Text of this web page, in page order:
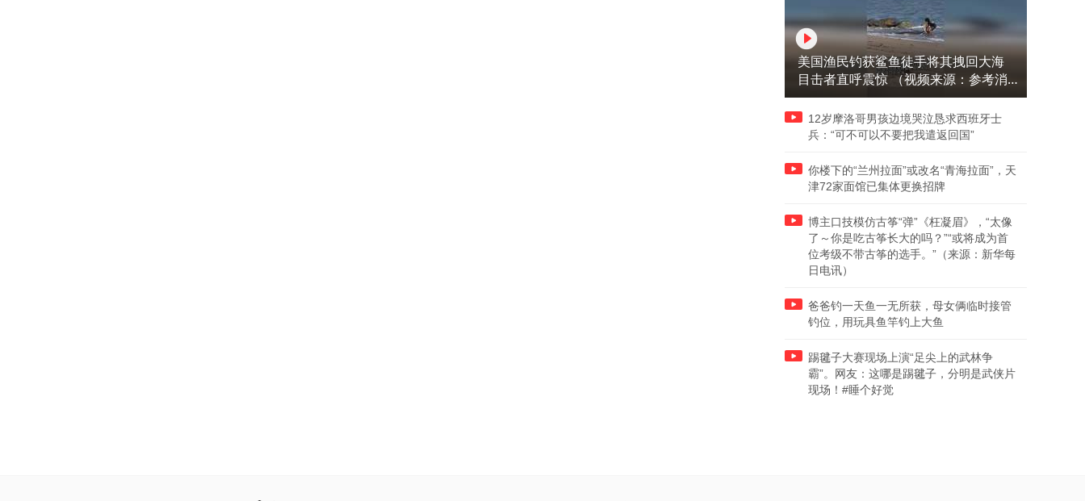
美国渔民钓获鲨鱼徒手将其拽回大海
目击者直呼震惊 （视频来源：参考消
息）
12岁摩洛哥男孩边境哭泣恳求西班牙士
兵：“可不可以不要把我遣返回国”
你楼下的“兰州拉面”或改名“青海拉面”，天
津72家面馆已集体更换招牌
博主口技模仿古筝“弹”《枉凝眉》，“太像
了～你是吃古筝长大的吗？”“或将成为首
位考级不带古筝的选手。”（来源：新华每
日电讯）
爸爸钓一天鱼一无所获，母女俩临时接管
钓位，用玩具鱼竿钓上大鱼
踢毽子大赛现场上演“足尖上的武林争
霸”。网友：这哪是踢毽子，分明是武侠片
现场！#睡个好觉